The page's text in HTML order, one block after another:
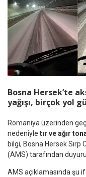
Bosna Hersek’te
yağışı, birçok yol
Romaniya üzerinden
nedeniyle tır ve ağır
bilgi, Bosna Hersek
(AMS) tarafından
AMS açıklamasında şu